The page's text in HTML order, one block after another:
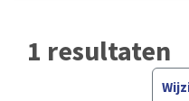
1 resultaten